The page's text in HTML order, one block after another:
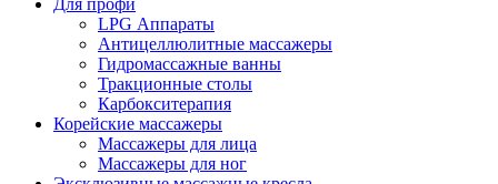
LPG Аппараты
Антицеллюлитные массажеры
Гидромассажные ванны
Тракционные столы
Карбокситерапия
Корейские массажеры
Массажеры для лица
Массажеры для ног